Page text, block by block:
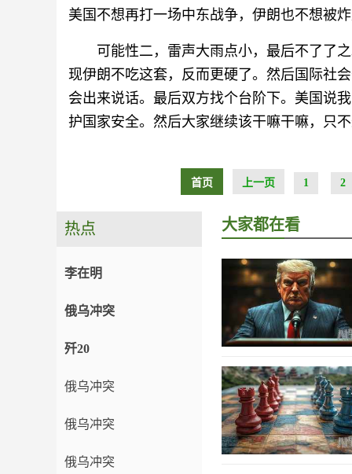
美国不想再打一场中东战争，伊朗也不想被
可能性二，雷声大雨点小，最后不了了
现伊朗不吃这套，反而更硬了。然后国际社
会出来说话。最后双方找个台阶下。美国说
护国家安全。然后大家继续该干嘛干嘛，只
首页 上一页 1 2
热点
李在明
俄乌冲突
歼20
俄乌冲突
俄乌冲突
俄乌冲突
大家都在看